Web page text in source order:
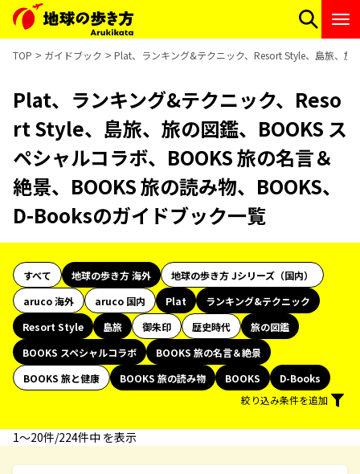
TOP ガイドブック Plat、ランキング&テクニック、Resort Style、島旅、旅
Plat、ランキング&テクニック、Reso
rt Style、島旅、旅の図鑑、BOOKS ス
ペシャルコラボ、BOOKS 旅の名言＆
絶景、BOOKS 旅の読み物、BOOKS、
D-Booksのガイドブック一覧
すべて 地球の歩き方 海外
地球の歩き方 Jシリーズ（国内）
aruco 海外
aruco 国内 Plat
ランキング&テクニック
Resort Style
島旅 御朱印 歴史時代
旅の図鑑
BOOKS スペシャルコラボ
BOOKS 旅の名言＆絶景
BOOKS 旅と健康
BOOKS 旅の読み物 BOOKS
D-Books
絞り込み条件を追加
1〜20件/224件中 を表示